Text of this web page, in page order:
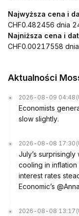
Najwyższa cena i
CHF0.482456 dnia
Najniższa cena i
CHF0.00217558
Aktualności
2026-08-09 04:48
Economists
slow slightly.
2026-08-08 17:30
July’s
cooling in
interest rates
Economic’s
2026-08-08 13:17